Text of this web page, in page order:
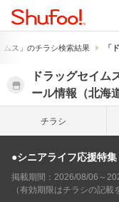
ムス」のチラシ検索結果 「
ドラッグセイ
ール情報（北海
チラシ
●シニアライフ応援特集
掲載期間：2026/08/06～
（有効期限はチラシの記載